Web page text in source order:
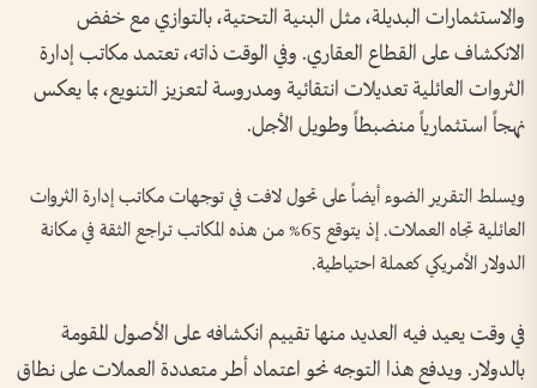
والاستثمارات البديلة، مثل البنية التحتية، بالتوازي مع خفض
الانكشاف على القطاع العقاري. وفي الوقت ذاته، تعتمد مكاتب إدارة
الثروات العائلية تعديلات انتقائية ومدروسة لتعزيز التنويع، بما يعكس
نهجاً استثمارياً منضبطاً وطويل الأجل.
ويسلط التقرير الضوء أيضاً على تحول لافت في توجهات مكاتب إدارة الثروات
العائلية تجاه العملات. إذ يتوقع 65% من هذه المكاتب تراجع الثقة في مكانة
الدولار الأمريكي كعملة احتياطية.
في وقت يعيد فيه العديد منها تقييم انكشافه على الأصول المقومة
بالدولار. ويدفع هذا التوجه نحو اعتماد أطر متعددة العملات على نطاق